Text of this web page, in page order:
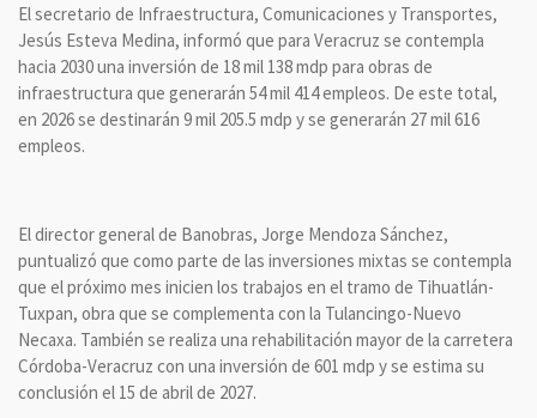
El secretario de Infraestructura, Comunicaciones y Transportes,
Jesús Esteva Medina, informó que para Veracruz se contempla
hacia 2030 una inversión de 18 mil 138 mdp para obras de
infraestructura que generarán 54 mil 414 empleos. De este total,
en 2026 se destinarán 9 mil 205.5 mdp y se generarán 27 mil 616
empleos.
El director general de Banobras, Jorge Mendoza Sánchez,
puntualizó que como parte de las inversiones mixtas se contempla
que el próximo mes inicien los trabajos en el tramo de Tihuatlán-
Tuxpan, obra que se complementa con la Tulancingo-Nuevo
Necaxa. También se realiza una rehabilitación mayor de la carretera
Córdoba-Veracruz con una inversión de 601 mdp y se estima su
conclusión el 15 de abril de 2027.